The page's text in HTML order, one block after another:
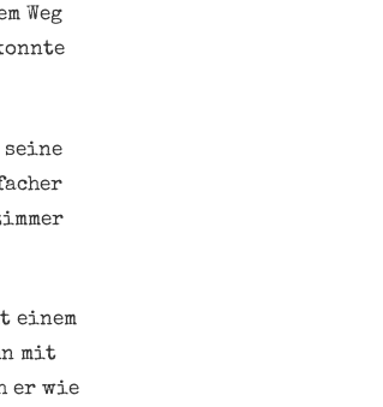
Weg
seine
einem
mit
er wie